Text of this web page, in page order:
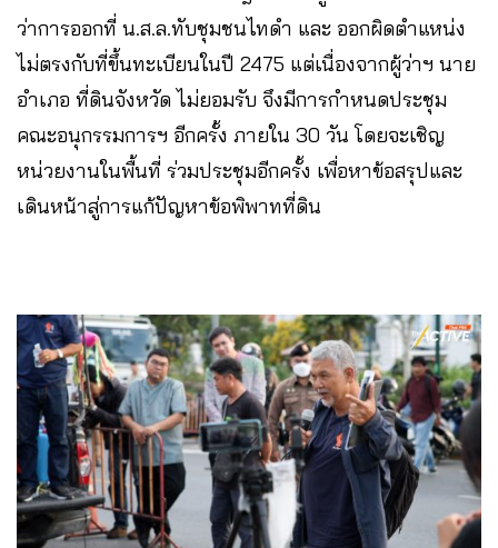
ว่าการออกที่ น.ส.ล.ทับชุมชนไทดำ และ ออกผิดตำแหน่ง
ไม่ตรงกับที่ขึ้นทะเบียนในปี 2475 แต่เนื่องจากผู้ว่าฯ นาย
อำเภอ ที่ดินจังหวัด ไม่ยอมรับ จึงมีการกำหนดประชุม
คณะอนุกรรมการฯ อีกครั้ง ภายใน 30 วัน โดยจะเชิญ
หน่วยงานในพื้นที่ ร่วมประชุมอีกครั้ง เพื่อหาข้อสรุปและ
เดินหน้าสู่การแก้ปัญหาข้อพิพาทที่ดิน